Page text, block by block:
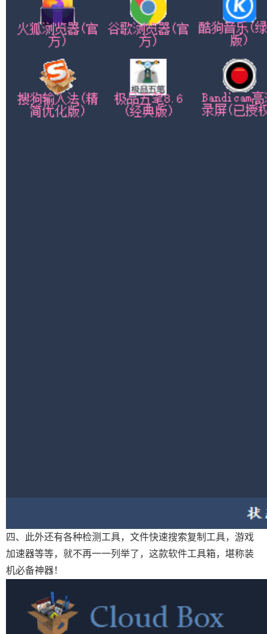
四、此外还有各种检测工具，文件快速搜索复制工具，游戏
加速器等等，就不再一一列举了，这款软件工具箱，堪称装
机必备神器！